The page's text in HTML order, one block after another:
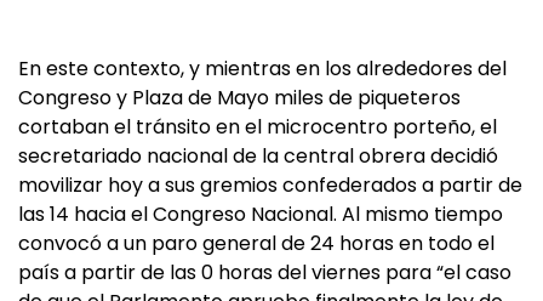
En este contexto, y mientras en los alrededores del
Congreso y Plaza de Mayo miles de piqueteros
cortaban el tránsito en el microcentro porteño, el
secretariado nacional de la central obrera decidió
movilizar hoy a sus gremios confederados a partir de
las 14 hacia el Congreso Nacional. Al mismo tiempo
convocó a un paro general de 24 horas en todo el
país a partir de las 0 horas del viernes para “el caso